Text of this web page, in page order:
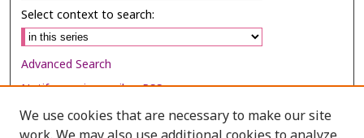
Select context to search:
Advanced Search
Notify me via email orRSS
Browse
We use cookies that are necessary to make our site